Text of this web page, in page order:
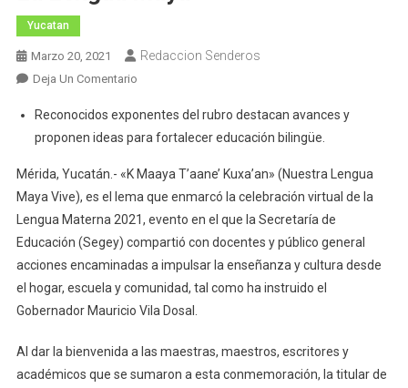
Yucatan
Marzo 20, 2021 Redaccion Senderos
Deja Un ComentarioEn
El
Orgullo
Preservar
La
Lengua
Maya
Reconocidos exponentes del rubro destacan avances y
proponen ideas para fortalecer educación bilingüe.
Mérida, Yucatán.- «K Maaya T’aane’ Kuxa’an» (Nuestra Lengua
Maya Vive), es el lema que enmarcó la celebración virtual de la
Lengua Materna 2021, evento en el que la Secretaría de
Educación (Segey) compartió con docentes y público general
acciones encaminadas a impulsar la enseñanza y cultura desde
el hogar, escuela y comunidad, tal como ha instruido el
Gobernador Mauricio Vila Dosal.
Al dar la bienvenida a las maestras, maestros, escritores y
académicos que se sumaron a esta conmemoración, la titular de